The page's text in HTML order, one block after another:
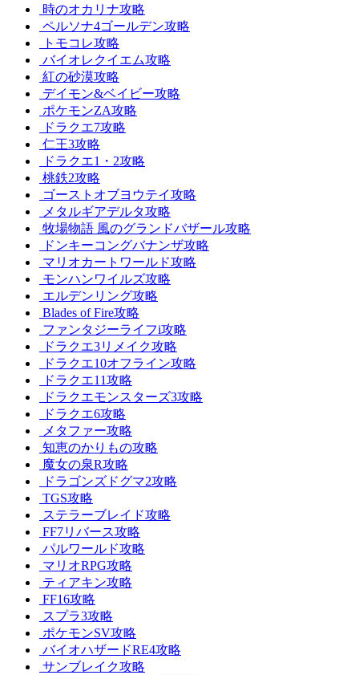
時のオカリナ攻略
ペルソナ4ゴールデン攻略
トモコレ攻略
バイオレクイエム攻略
紅の砂漠攻略
デイモン&ベイビー攻略
ポケモンZA攻略
ドラクエ7攻略
仁王3攻略
ドラクエ1・2攻略
桃鉄2攻略
ゴーストオブヨウテイ攻略
メタルギアデルタ攻略
牧場物語 風のグランドバザール攻略
ドンキーコングバナンザ攻略
マリオカートワールド攻略
モンハンワイルズ攻略
エルデンリング攻略
Blades of Fire攻略
ファンタジーライフi攻略
ドラクエ3リメイク攻略
ドラクエ10オフライン攻略
ドラクエ11攻略
ドラクエモンスターズ3攻略
ドラクエ6攻略
メタファー攻略
知恵のかりもの攻略
魔女の泉R攻略
ドラゴンズドグマ2攻略
TGS攻略
ステラーブレイド攻略
FF7リバース攻略
パルワールド攻略
マリオRPG攻略
ティアキン攻略
FF16攻略
スプラ3攻略
ポケモンSV攻略
バイオハザードRE4攻略
サンブレイク攻略